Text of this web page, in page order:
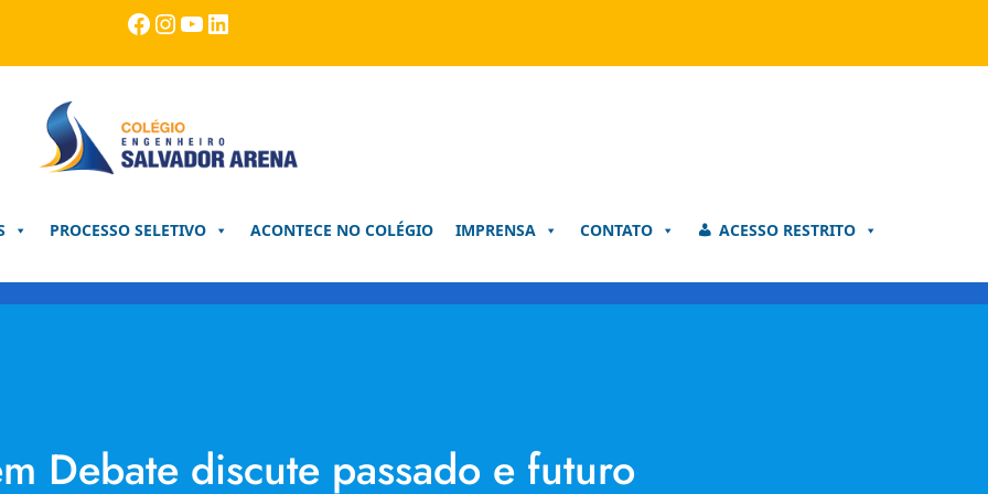
Facebook
Instagram
Youtube
LinkedIn
PROCESSO SELETIVO ACONTECE NO COLÉGIO IMPRENSA CONTATO ACESSO RESTRITO
Debate discute passado e futuro